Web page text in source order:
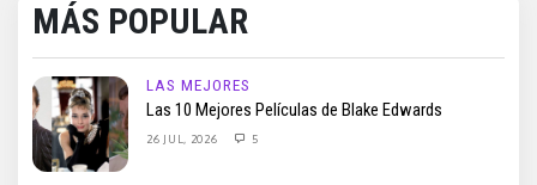
MÁS POPULAR
LAS MEJORES
Las 10 Mejores Películas de Blake Edwards
26 JUL, 2026 5